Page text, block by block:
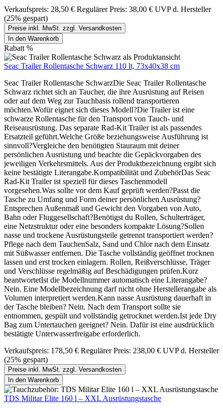
Verkaufspreis: 28,50 € Regulärer Preis: 38,00 € UVP d. Hersteller
(25% gespart)
Preise inkl. MwSt. zzgl. Versandkosten
In den Warenkorb
Rabatt %
Seac Trailer Rollentasche Schwarz 110 lt, 73x40x38 cm
Seac Trailer Rollentasche SchwarzDie Seac Trailer Rollentasche
Schwarz richtet sich an Taucher, die ihre Ausrüstung auf Reisen
oder auf dem Weg zur Tauchbasis rollend transportieren
möchten.Wofür eignet sich dieses Modell?Die Trailer ist eine
schwarze Rollentasche für den Transport von Tauch- und
Reiseausrüstung. Das separate Rad-Kit Trailer ist als passendes
Ersatzteil geführt.Welche Größe beziehungsweise Ausführung ist
sinnvoll?Vergleiche den benötigten Stauraum mit deiner
persönlichen Ausrüstung und beachte die Gepäckvorgaben des
jeweiligen Verkehrsmittels. Aus der Produktbezeichnung ergibt sich
keine bestätigte Literangabe.Kompatibilität und ZubehörDas Seac
Rad-Kit Trailer ist speziell für dieses Taschenmodell
vorgesehen.Was sollte vor dem Kauf geprüft werden?Passt die
Tasche zu Umfang und Form deiner persönlichen Ausrüstung?
Entsprechen Außenmaß und Gewicht den Vorgaben von Auto,
Bahn oder Fluggesellschaft?Benötigst du Rollen, Schulterträger,
eine Netzstruktur oder eine besonders kompakte Lösung?Sollen
nasse und trockene Ausrüstungsteile getrennt transportiert werden?
Pflege nach dem TauchenSalz, Sand und Chlor nach dem Einsatz
mit Süßwasser entfernen. Die Tasche vollständig geöffnet trocknen
lassen und erst trocken einlagern. Rollen, Reißverschlüsse, Träger
und Verschlüsse regelmäßig auf Beschädigungen prüfen.Kurz
beantwortetIst die Modellnummer automatisch eine Literangabe?
Nein. Eine Modellbezeichnung darf nicht ohne Herstellerangabe als
Volumen interpretiert werden.Kann nasse Ausrüstung dauerhaft in
der Tasche bleiben? Nein. Nach dem Transport sollte sie
entnommen, gespült und vollständig getrocknet werden.Ist jede Dry
Bag zum Untertauchen geeignet? Nein. Dafür ist eine ausdrücklich
bestätigte Unterwasserfreigabe erforderlich.
Verkaufspreis: 178,50 € Regulärer Preis: 238,00 € UVP d. Hersteller
(25% gespart)
Preise inkl. MwSt. zzgl. Versandkosten
In den Warenkorb
TDS Militar Elite 160 l – XXL Ausrüstungstasche